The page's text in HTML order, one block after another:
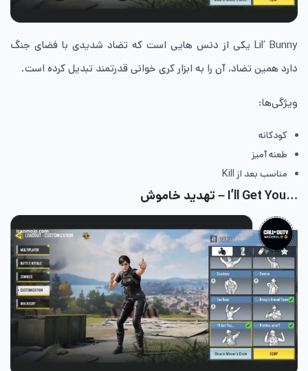
Lil’ Bunny یکی از دنس‌ هایی است که تضاد شدیدی با فضای جنگ
دارد همین تضاد، آن را به ابزار کری خوانی قدرتمند تبدیل کرده است.
ویژگی‌ها:
کودکانه
طعنه‌ آمیز
مناسب بعد از Kill
…I’ll Get You – تهدید خاموش